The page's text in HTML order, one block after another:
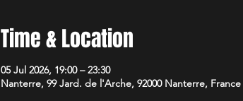
Time & Location
05 Jul 2026, 19:00 – 23:30
Nanterre, 99 Jard. de l'Arche, 92000 Nanterre, France